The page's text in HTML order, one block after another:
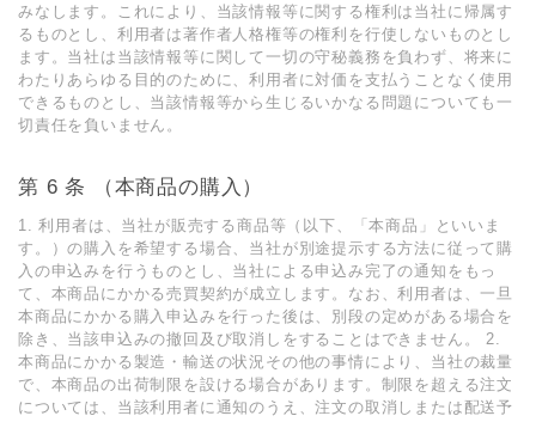
みなします。これにより、当該情報等に関する権利は当社に帰属す
るものとし、利⽤者は著作者⼈格権等の権利を⾏使しないものとし
ます。当社は当該情報等に関して⼀切の守秘義務を負わず、将来に
わたりあらゆる⽬的のために、利⽤者に対価を⽀払うことなく使⽤
できるものとし、当該情報等から⽣じるいかなる問題についても⼀
切責任を負いません。
第 6 条 （本商品の購⼊）
1. 利⽤者は、当社が販売する商品等（以下、「本商品」といいま
す。）の購⼊を希望する場合、当社が別途提⽰する⽅法に従って購
⼊の申込みを⾏うものとし、当社による申込み完了の通知をもっ
て、本商品にかかる売買契約が成⽴します。なお、利⽤者は、⼀旦
本商品にかかる購⼊申込みを⾏った後は、別段の定めがある場合を
除き、当該申込みの撤回及び取消しをすることはできません。 2.
本商品にかかる製造・輸送の状況その他の事情により、当社の裁量
で、本商品の出荷制限を設ける場合があります。制限を超える注⽂
については、当該利⽤者に通知のうえ、注⽂の取消しまたは配送予